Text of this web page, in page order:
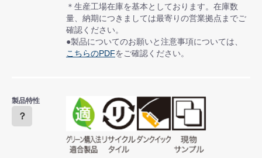
＊生産工場在庫を基本としております。在庫数
量、納期につきましては最寄りの営業拠点までご
確認ください。
●製品についてのお願いと注意事項については、
こちらのPDFをご確認ください。
製品特性
？